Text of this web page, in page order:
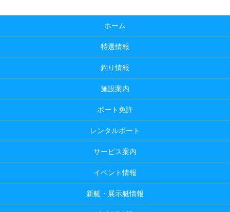
ホーム
特選情報
釣り情報
施設案内
ボート免許
レンタルボート
サービス案内
イベント情報
新艇・展示艇情報